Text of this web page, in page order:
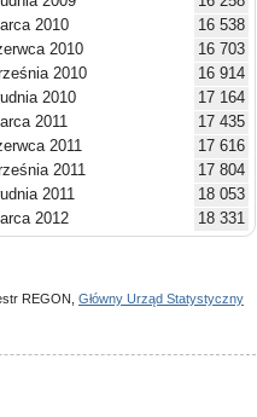
2010
16 538
2010
16 703
2010
16 914
2010
17 164
2011
17 435
2011
17 616
2011
17 804
2011
18 053
2012
18 331
2012
18 494
2012
18 978
REGON, Główny Urząd Statystyczny